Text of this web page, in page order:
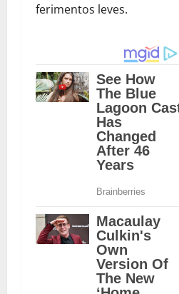
ferimentos leves.